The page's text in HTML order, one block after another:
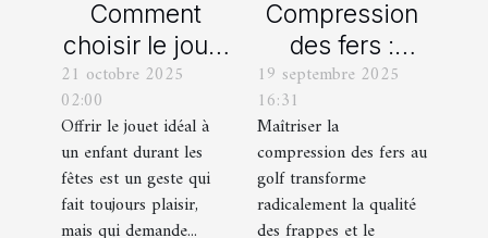
Comment
choisir le jouet
parfait pour
chaque âge
durant les
fêtes ?
21 octobre 2025
02:00
Offrir le jouet idéal à
un enfant durant les
fêtes est un geste qui
fait toujours plaisir,
mais qui demande...
Compression
des fers :
comment
obtenir des
frappes plus
solides ?
19 septembre 2025
16:31
Maîtriser la
compression des fers au
golf transforme
radicalement la qualité
des frappes et le